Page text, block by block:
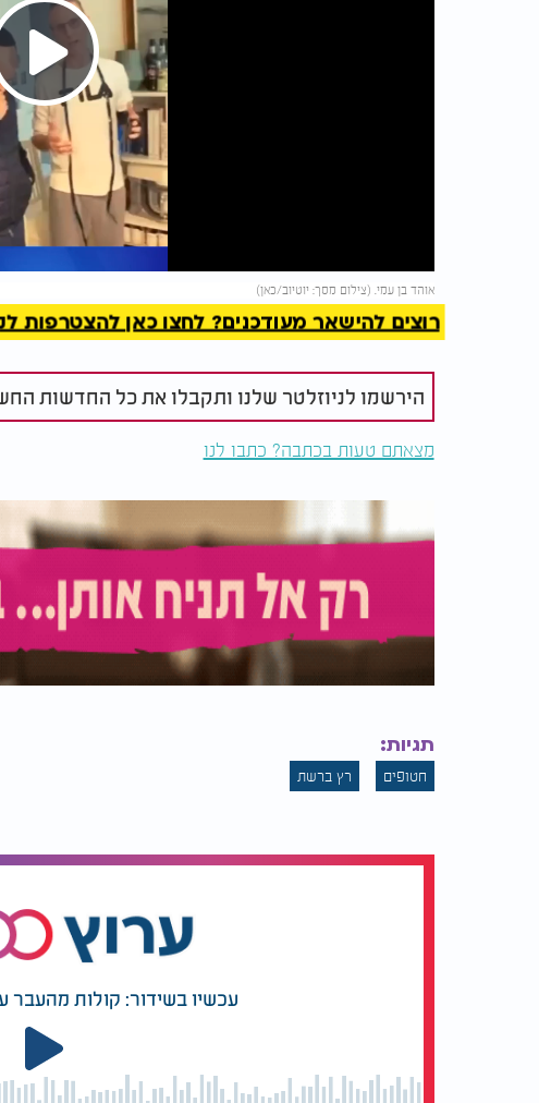
Play
Video
אוהד בן עמי. (צילום מסך: יוטיוב/כאן)
להמשך
רוצים להישאר מעודכנים? לחצו כאן להצטרפות
הירשמו לניוזלטר שלנו ותקבלו את כל החדשות
מצאתם טעות בכתבה? כתבו לנו
תגיות:
חטופים רץ ברשת
עכשיו בשידור: קולות